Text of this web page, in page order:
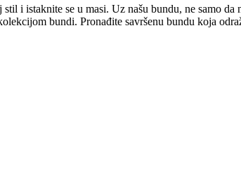
i istaknite se u masi. Uz našu bundu, ne samo
bundi. Pronađite savršenu bundu koja